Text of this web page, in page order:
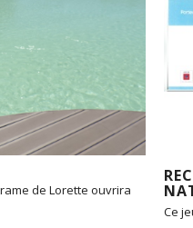
de Lorette ouvrira
Ce